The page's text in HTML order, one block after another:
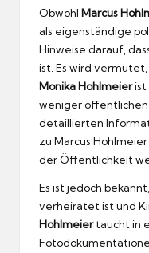
Obwohl Marcus
als eigenständige
Hinweise darauf,
ist. Es wird
Monika Hohlmeierist
weniger öffentlichen
detaillierten
zu Marcus
der Öffentlichkeit
Es ist jedoch
verheiratet ist und
Hohlmeiertaucht in